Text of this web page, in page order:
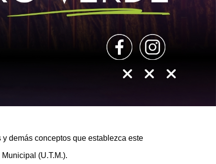
demás conceptos que establezca este
(U.T.M.).